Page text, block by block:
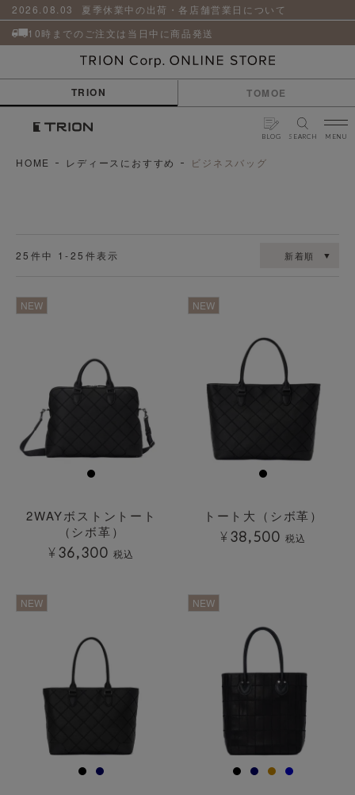
2026.08.03
夏季休業中の出荷・各店舗営業日について
10時までのご注文は当日中に商品発送
TRION TOMOE
BLOG SEARCH MENU
革
小
物
ア
品
HOME レディースにおすすめ ビジネスバッグ
新着順
25 件中 1-25 件表示
NEW
2WAYボストントート
（シボ革）
¥36,300 税込
NEW
トート大（シボ革）
¥38,500 税込
NEW NEW